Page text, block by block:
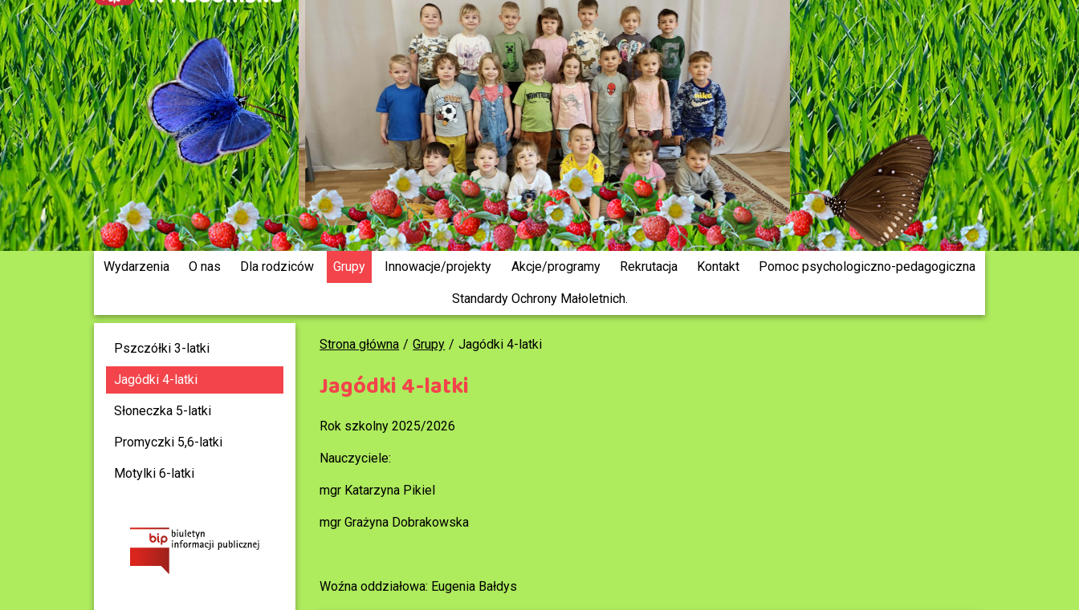
Wydarzenia O nas Dla rodziców Grupy Innowacje/projekty Akcje/programy Rekrutacja Kontakt Pomoc psychologiczno-pedagogiczna
Standardy Ochrony Małoletnich.
Strona główna Grupy Jagódki 4-latki
Jagódki 4-latki
Rok szkolny 2025/2026
Nauczyciele:
mgr Katarzyna Pikiel
mgr Grażyna Dobrakowska
Woźna oddziałowa: Eugenia Bałdys
Pszczółki 3-latki
Jagódki 4-latki
Słoneczka 5-latki
Promyczki 5,6-latki
Motylki 6-latki